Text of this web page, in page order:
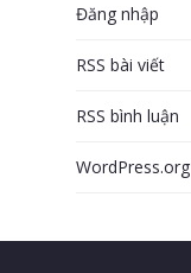
Đăng nhập
RSS bài viết
RSS bình luận
WordPress.org